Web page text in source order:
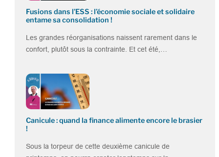
Fusions dans l’ESS : l’économie sociale et solidaire
entame sa consolidation !
Les grandes réorganisations naissent rarement dans le
confort, plutôt sous la contrainte. Et cet été,…
Canicule : quand la finance alimente encore le brasier
!
Sous la torpeur de cette deuxième canicule de